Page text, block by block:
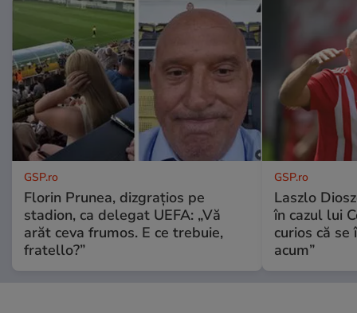
GSP.ro
Florin Prunea, dizgrațios pe
stadion, ca delegat UEFA: „Vă
arăt ceva frumos. E ce trebuie,
fratello?”
GSP.ro
Laszlo
în cazul lui
curios că
acum”